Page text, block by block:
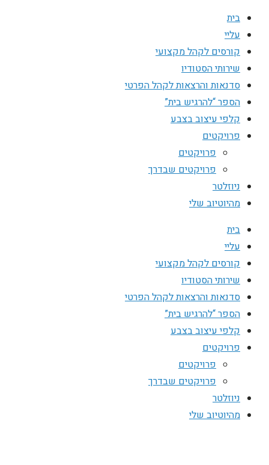
בית
עליי
קורסים לקהל מקצועי
שירותי הסטודיו
סדנאות והרצאות לקהל הפרטי
הספר “להרגיש בית”
קלפי עיצוב בצבע
פרויקטים
פרויקטים
פרויקטים שבדרך
ניוזלטר
מהיוטיוב שלי
בית
עליי
קורסים לקהל מקצועי
שירותי הסטודיו
סדנאות והרצאות לקהל הפרטי
הספר “להרגיש בית”
קלפי עיצוב בצבע
פרויקטים
פרויקטים
פרויקטים שבדרך
ניוזלטר
מהיוטיוב שלי